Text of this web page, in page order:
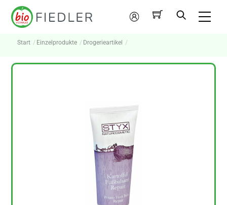
Skip
Mein
Konto
Start Einzelprodukte Drogerieartikel